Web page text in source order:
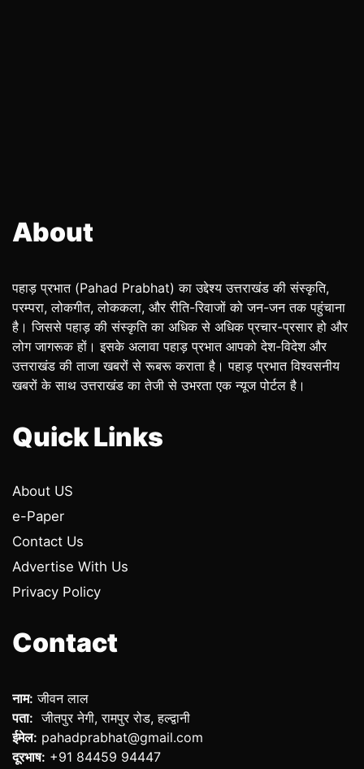
About
पहाड़ प्रभात (Pahad Prabhat) का उद्देश्य उत्तराखंड की संस्कृति,
परम्परा, लोकगीत, लोककला, और रीति-रिवाजों को जन-जन तक पहुंचाना
है। जिससे पहाड़ की संस्कृति का अधिक से अधिक प्रचार-प्रसार हो और
लोग जागरूक हों। इसके अलावा पहाड़ प्रभात आपको देश-विदेश और
उत्तराखंड की ताजा खबरों से रूबरू कराता है। पहाड़ प्रभात विश्वसनीय
खबरों के साथ उत्तराखंड का तेजी से उभरता एक न्यूज पोर्टल है।
Quick Links
About US
e-Paper
Contact Us
Advertise With Us
Privacy Policy
Contact
नाम: जीवन लाल
पता: जीतपुर नेगी, रामपुर रोड, हल्द्वानी
ईमेल: pahadprabhat@gmail.com
दूरभाष: +91 84459 94447